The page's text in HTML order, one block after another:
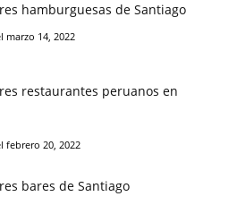
hamburguesas de Santiago
marzo 14, 2022
restaurantes peruanos en
febrero 20, 2022
bares de Santiago